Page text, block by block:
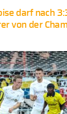
darf nach
von der